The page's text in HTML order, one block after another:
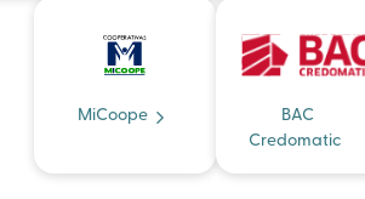
MiCoope
BAC
Credomatic